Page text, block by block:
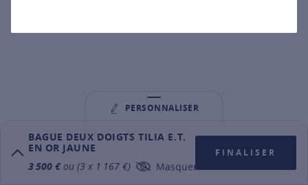
PERSONNALISER
BAGUE DEUX DOIGTS TILIA E.T.
EN OR JAUNE
3 500 € ou (3 x 1 167 €) Masquer
FINALISER